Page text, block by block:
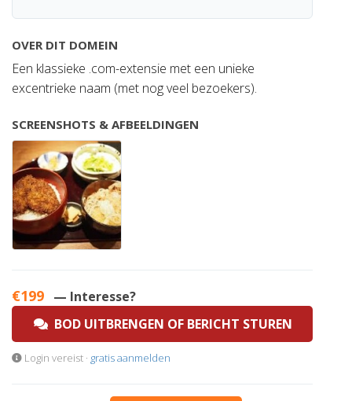
OVER DIT DOMEIN
Een klassieke .com-extensie met een unieke
excentrieke naam (met nog veel bezoekers).
SCREENSHOTS & AFBEELDINGEN
€199 — Interesse?
BOD UITBRENGEN OF BERICHT STUREN
Login vereist · gratis aanmelden